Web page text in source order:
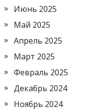
Июнь 2025
Май 2025
Апрель 2025
Март 2025
Февраль 2025
Декабрь 2024
Ноябрь 2024